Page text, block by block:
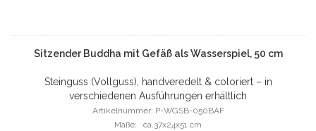
Sitzender Buddha mit Gefäß als Wasserspiel, 50 cm
Steinguss (Vollguss), handveredelt & coloriert – in
verschiedenen Ausführungen erhältlich
Artikelnummer: P-WGSB-050BAF
Maße: ca.37x24x51 cm